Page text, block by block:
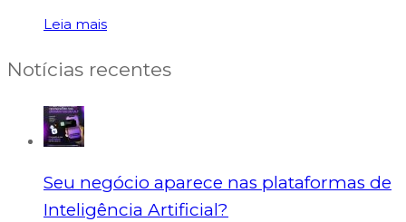
Leia mais
Notícias recentes
Seu negócio aparece nas plataformas de
Inteligência Artificial?